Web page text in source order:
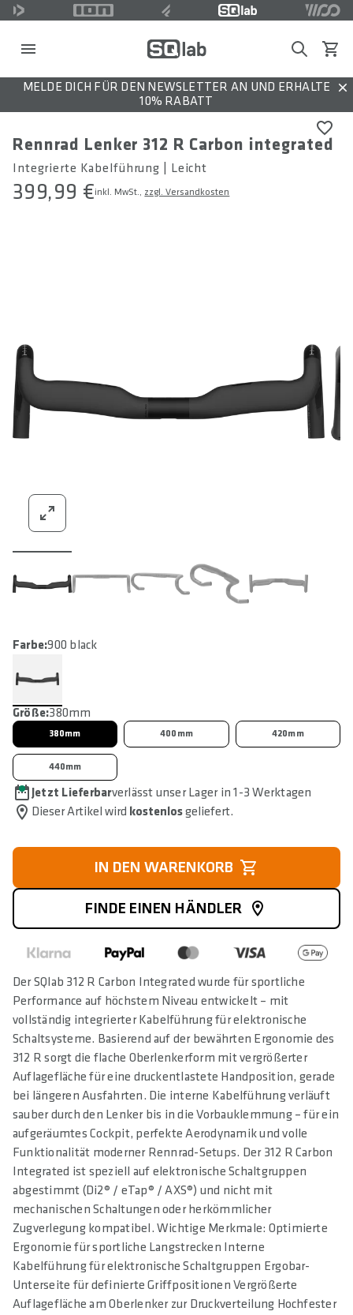
Search
MELDE DICH FÜR DEN NEWSLETTER AN UND ERHALTE
10% RABATT
Rennrad Lenker 312 R Carbon integrated
Integrierte Kabelführung | Leicht
399,99 €inkl. MwSt., zzgl. Versandkosten
Jetzt Lieferbarverlässt unser Lager in 1-3 Werktagen
Dieser Artikel wird kostenlosgeliefert.
Farbe:900 black
Größe:380mm
380mm 400mm 420mm
440mm
IN DEN WARENKORB
FINDE EINEN HÄNDLER
Der SQlab 312 R Carbon Integrated wurde für sportliche
Performance auf höchstem Niveau entwickelt – mit
vollständig integrierter Kabelführung für elektronische
Schaltsysteme. Basierend auf der bewährten Ergonomie des
312 R sorgt die flache Oberlenkerform mit vergrößerter
Auflagefläche für eine druckentlastete Handposition, gerade
bei längeren Ausfahrten. Die interne Kabelführung verläuft
sauber durch den Lenker bis in die Vorbauklemmung – für ein
aufgeräumtes Cockpit, perfekte Aerodynamik und volle
Funktionalität moderner Rennrad-Setups. Der 312 R Carbon
Integrated ist speziell auf elektronische Schaltgruppen
abgestimmt (Di2® / eTap® / AXS®) und nicht mit
mechanischen Schaltungen oder herkömmlicher
Zugverlegung kompatibel. Wichtige Merkmale: Optimierte
Ergonomie für sportliche Langstrecken Interne
Kabelführung für elektronische Schaltgruppen Ergobar-
Unterseite für definierte Griffpositionen Vergrößerte
Auflagefläche am Oberlenker zur Druckverteilung Hochfester